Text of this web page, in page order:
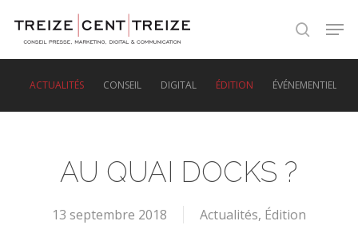
search
ACTUALITÉS CONSEIL DIGITAL ÉDITION ÉVÉNEMENTIEL
AU QUAI DOCKS ?
13 septembre 2018 Actualités, Édition